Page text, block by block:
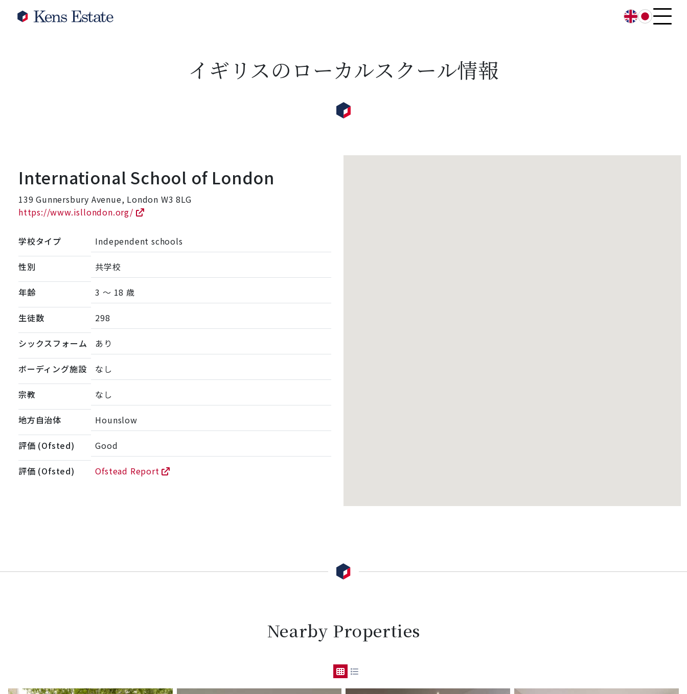
English日本語
イギリスのローカルスクール情報
International School of London
139 Gunnersbury Avenue, London W3 8LG
https://www.isllondon.org/
学校タイプ Independent schools
性別 共学校
年齢 3 ～ 18 歳
生徒数 298
シックスフォーム あり
ボーディング施設 なし
宗教 なし
地方自治体 Hounslow
評価 (Ofsted) Good
評価 (Ofsted) Ofstead Report
Nearby Properties